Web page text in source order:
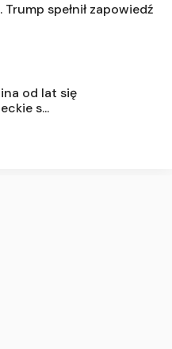
Trump spełnił zapowiedź
od lat się
s...